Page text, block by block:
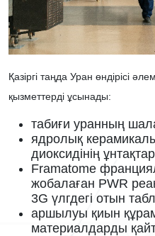
Қазіргі таңда Уран өндірісі
қызметтерді ұсынады:
табиғи уранның
ядролық
диоксидінің
Framatome
жобалаған PWR
3G үлгдегі отын
аршылуы қиын
материалдарды